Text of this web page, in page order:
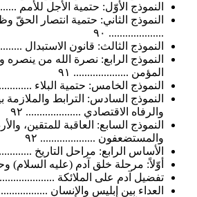
النموذج الأوّل: حتمية الأجل للأمم
النموذج الثاني: حتمية انتصار الحقّ وظهوره
.................... ٩٠
النموذج الثالث: قانون الاستبدال ....................
النموذج الرابع: نصرة الله من ينصره وأنّ
المؤمن .................... ٩١
النموذج الخامس: حتمية البلاء .................... ٩١
النموذج السادس: الترابط والملازمة بين
والرفاه الاقتصادي .................... ٩٢
النموذج السابع: العاقبة للمتقين، والأرض
والمستضعفون .................... ٩٢
الأساس الرابع: مراحل التاريخ .................... ٩٣
أوّلاً: مرحلة خلق آدم (عليه السلام) وحضانته
تفضيل آدم على الملائكة .................... ٩٥
العداء بين إبليس والإنسان .................... ٩٧